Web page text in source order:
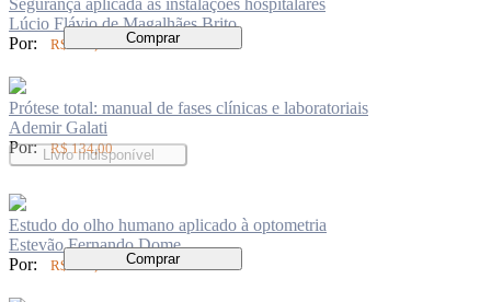
Segurança aplicada às instalações hospitalares
Lúcio Flávio de Magalhães Brito
Por:
R$ 136,00 Comprar
Prótese total: manual de fases clínicas e laboratoriais
Ademir Galati
Por:
R$ 134,00
Livro Indisponível
Estudo do olho humano aplicado à optometria
Estevão Fernando Dome
Por:
R$ 150,00 Comprar